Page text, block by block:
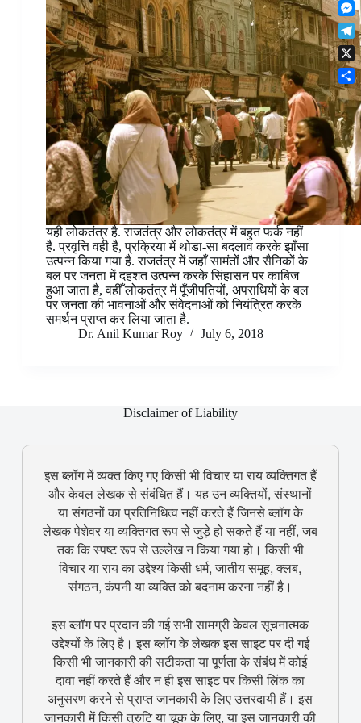
यही लोकतंत्र है. राजतंत्र और लोकतंत्र में बहुत फर्क नहीं
है. प्रवृत्ति वही है, प्रक्रिया में थोडा-सा बदलाव करके झाँसा
उत्पन्न किया गया है. राजतंत्र में जहाँ सामंतों और सैनिकों के
बल पर जनता में दहशत उत्पन्न करके सिंहासन पर काबिज
हुआ जाता है, वहीँ लोकतंत्र में पूँजीपतियों, अपराधियों के बल
पर जनता की भावनाओं और संवेदनाओं को नियंत्रित करके
समर्थन प्राप्त कर लिया जाता है.
Dr. Anil Kumar Roy
July 6, 2018
Disclaimer of Liability
इस ब्लॉग में व्यक्त किए गए किसी भी विचार या राय व्यक्तिगत हैं
और केवल लेखक से संबंधित हैं। यह उन व्यक्तियों, संस्थानों
या संगठनों का प्रतिनिधित्व नहीं करते हैं जिनसे ब्लॉग के
लेखक पेशेवर या व्यक्तिगत रूप से जुड़े हो सकते हैं या नहीं, जब
तक कि स्पष्ट रूप से उल्लेख न किया गया हो। किसी भी
विचार या राय का उद्देश्य किसी धर्म, जातीय समूह, क्लब,
संगठन, कंपनी या व्यक्ति को बदनाम करना नहीं है।
इस ब्लॉग पर प्रदान की गई सभी सामग्री केवल सूचनात्मक
उद्देश्यों के लिए है। इस ब्लॉग के लेखक इस साइट पर दी गई
किसी भी जानकारी की सटीकता या पूर्णता के संबंध में कोई
दावा नहीं करते हैं और न ही इस साइट पर किसी लिंक का
अनुसरण करने से प्राप्त जानकारी के लिए उत्तरदायी हैं। इस
जानकारी में किसी त्रुटि या चूक के लिए, या इस जानकारी की
o
k
r
e
s
t
t
s
A
p
p
n
k
e
d
I
n
l
i
p
b
o
a
r
d
M
e
s
s
e
n
g
e
r
T
e
l
e
g
r
a
m
X
S
h
a
r
e